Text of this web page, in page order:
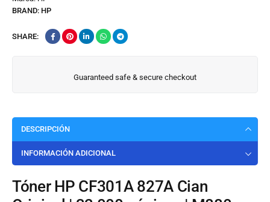
BRAND: HP
SHARE:
Guaranteed safe & secure checkout
DESCRIPCIÓN
INFORMACIÓN ADICIONAL
Tóner HP CF301A 827A Cian